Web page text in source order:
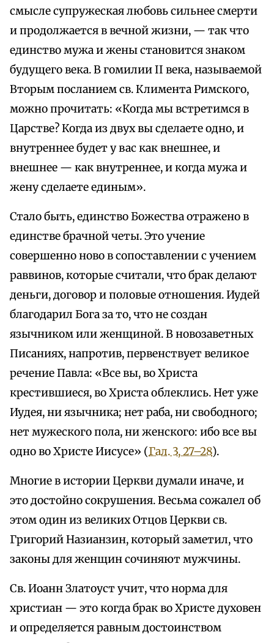
смысле супружеская любовь сильнее смерти
и продолжается в вечной жизни, — так что
единство мужа и жены становится знаком
будущего века. В гомилии II века, называемой
Вторым посланием св. Климента Римского,
можно прочитать: «Когда мы встретимся в
Царстве? Когда из двух вы сделаете одно, и
внутреннее будет у вас как внешнее, и
внешнее — как внутреннее, и когда мужа и
жену сделаете единым».
Стало быть, единство Божества отражено в
единстве брачной четы. Это учение
совершенно ново в сопоставлении с учением
раввинов, которые считали, что брак делают
деньги, договор и половые отношения. Иудей
благодарил Бога за то, что не создан
язычником или женщиной. В новозаветных
Писаниях, напротив, первенствует великое
речение Павла: «Все вы, во Христа
крестившиеся, во Христа облеклись. Нет уже
Иудея, ни язычника; нет раба, ни свободного;
нет мужеского пола, ни женского: ибо все вы
одно во Христе Иисусе» (Гал. 3, 27–28).
Многие в истории Церкви думали иначе, и
это достойно сокрушения. Весьма сожалел об
этом один из великих Отцов Церкви св.
Григорий Назианзин, который заметил, что
законы для женщин сочиняют мужчины.
Св. Иоанн Златоуст учит, что норма для
христиан — это когда брак во Христе духовен
и определяется равным достоинством